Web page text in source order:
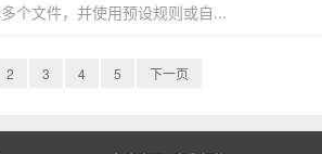
个文件，并使用预设规则或自...
2 3 4 5 下一页